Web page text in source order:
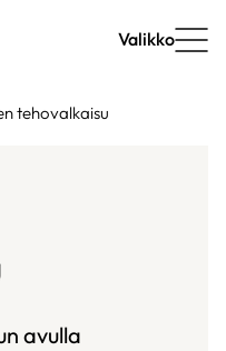
Valikko
tehovalkaisu
avulla